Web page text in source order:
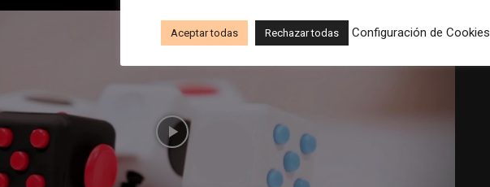
Aceptar todas Rechazar todas Configuración de Cookies